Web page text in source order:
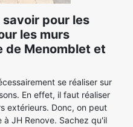
pour les
les murs
de Menomblet et
se réaliser sur
En effet, il faut réaliser
extérieurs. Donc, on peut
JH Renove. Sachez qu'il